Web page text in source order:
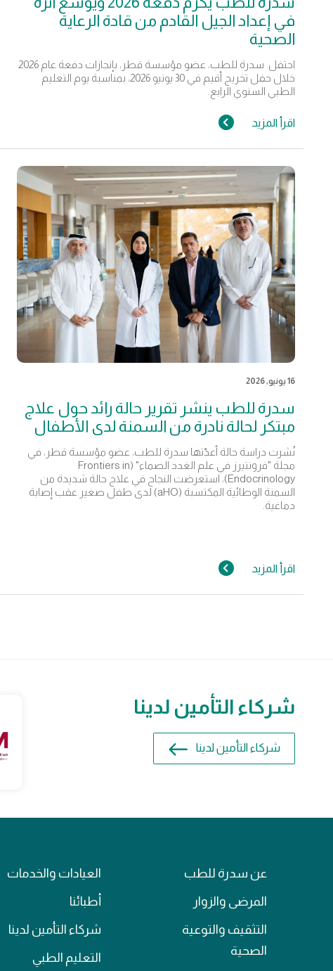
في إعداد الجيل القادم من قادة الرعاية
الصحية
احتفل سدرة للطب، عضو مؤسسة قطر، بإنجازات دفعة عام 2026
خلال حفل تخريج أقيم في 30 يونيو 2026، بمناسبة يوم التعليم
الطبي السنوي الرابع.
اقرأ المزيد
16 يونيو, 2026
سدرة للطب ينشر تقرير حالة رائد حول علاج
مبتكر لحالة نادرة من السمنة لدى الأطفال
نُشرت دراسة حالة أعدّتها سدرة للطب، عضو مؤسسة قطر، في
مجلة "فرونتيرز في علم الغدد الصماء" (Frontiers in
Endocrinology)، استعرضت النجاح في علاج حالة شديدة من
السمنة الوطائية المكتسبة (aHO) لدى طفل صغير عقب إصابة
دماغية.
اقرأ المزيد
شركاء التأمين لدينا
شركاء التأمين لدينا
عن سدرة للطب
المرضى والزوار
التثقيف والتوعية
الصحية
العيادات والخدمات
أطبائنا
شركاء التأمين لدينا
التعليم الطبي